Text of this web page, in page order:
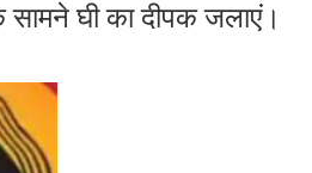
सामने घी का दीपक जलाएं।